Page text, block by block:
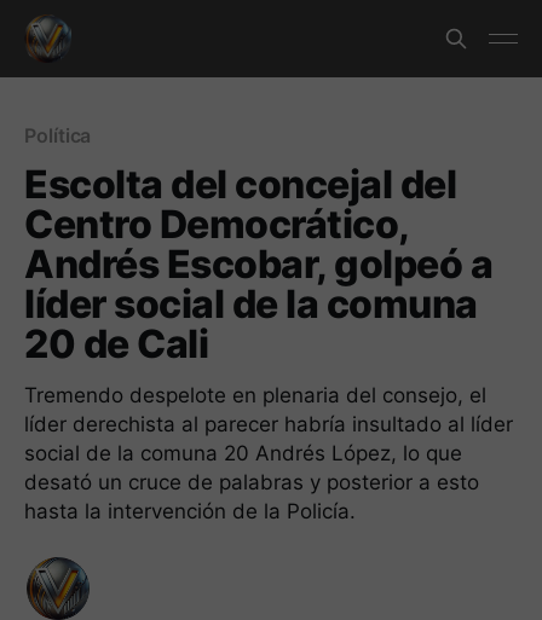
Política
Escolta del concejal del
Centro Democrático,
Andrés Escobar, golpeó a
líder social de la comuna
20 de Cali
Tremendo despelote en plenaria del consejo, el
líder derechista al parecer habría insultado al líder
social de la comuna 20 Andrés López, lo que
desató un cruce de palabras y posterior a esto
hasta la intervención de la Policía.